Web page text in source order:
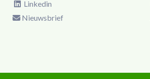
Linkedin
Nieuwsbrief